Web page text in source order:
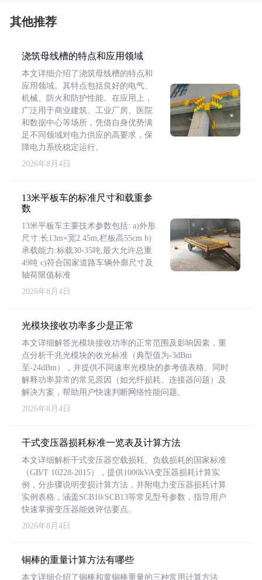
其他推荐
浇筑母线槽的特点和应用领域
本文详细介绍了浇筑母线槽的特点和
应用领域。其特点包括良好的电气、
机械、防火和防护性能。在应用上，
广泛用于商业建筑、工业厂房、医院
和数据中心等场所，凭借自身优势满
足不同领域对电力供应的高要求，保
障电力系统稳定运行。
2026年8月4日
13米平板车的标准尺寸和载重参
数
13米平板车主要技术参数包括: a)外形
尺寸:长13m×宽2.45m,栏板高55cm b)
承载能力:标载30-35吨,最大允许总重
49吨 c)符合国家道路车辆外廓尺寸及
轴荷限值标准
2026年8月4日
光模块接收功率多少是正常
本文详细解答光模块接收功率的正常范围及影响因素，重
点分析千兆光模块的收光标准（典型值为-3dBm
至-24dBm），并提供不同速率光模块的参考值表格。同时
解释功率异常的常见原因（如光纤损耗、连接器问题）及
解决方案，帮助用户快速判断网络性能问题。
2026年8月4日
干式变压器损耗标准一览表及计算方法
本文详细解析干式变压器空载损耗、负载损耗的国家标准
（GB/T 10228-2015），提供1000kVA变压器损耗计算实
例，分步骤说明变损计算方法，并附电力变压器损耗计算
实例表格，涵盖SCB10/SCB13等常见型号参数，指导用户
快速掌握变压器能效评估要点。
2026年8月4日
铜棒的重量计算方法有哪些
本文详细介绍了铜棒和黄铜棒重量的三种常用计算方法